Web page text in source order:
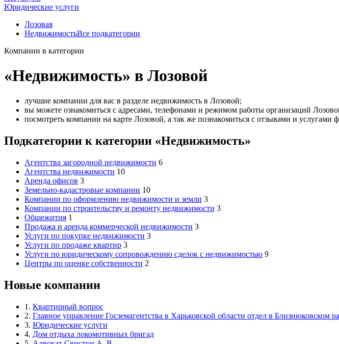
Юридические услуги
Лозовая
НедвижимостьВсе подкатегории
Компании в категории
«Недвижимость» в Лозовой
лучшие компании для вас в разделе недвижимость в Лозовой;
вы можете ознакомиться с адресами, телефонами и режимом работы организаций
посмотреть компании на карте Лозовой, а так же познакомиться с отзывами и услугами
Подкатегории к категории «Недвижимость»
Агентства загородной недвижимости 6
Агентства недвижимости 10
Аренда офисов 3
Земельно-кадастровые компании 10
Компании по оформлению недвижимости и земли 3
Компании по строительству и ремонту недвижимости 3
Общежития 1
Продажа и аренда коммерческой недвижимости 3
Услуги по покупке недвижимости 3
Услуги по продаже квартир 3
Услуги по юридическому сопровождению сделок с недвижимостью 9
Центры по оценке собственности 2
Новые компании
1. Квартирный вопрос
2. Главное управление Госземагентства в Харьковской области отдел в Близнюковском
3. Юридические услуги
4. Дом отдыха локомотивных бригад